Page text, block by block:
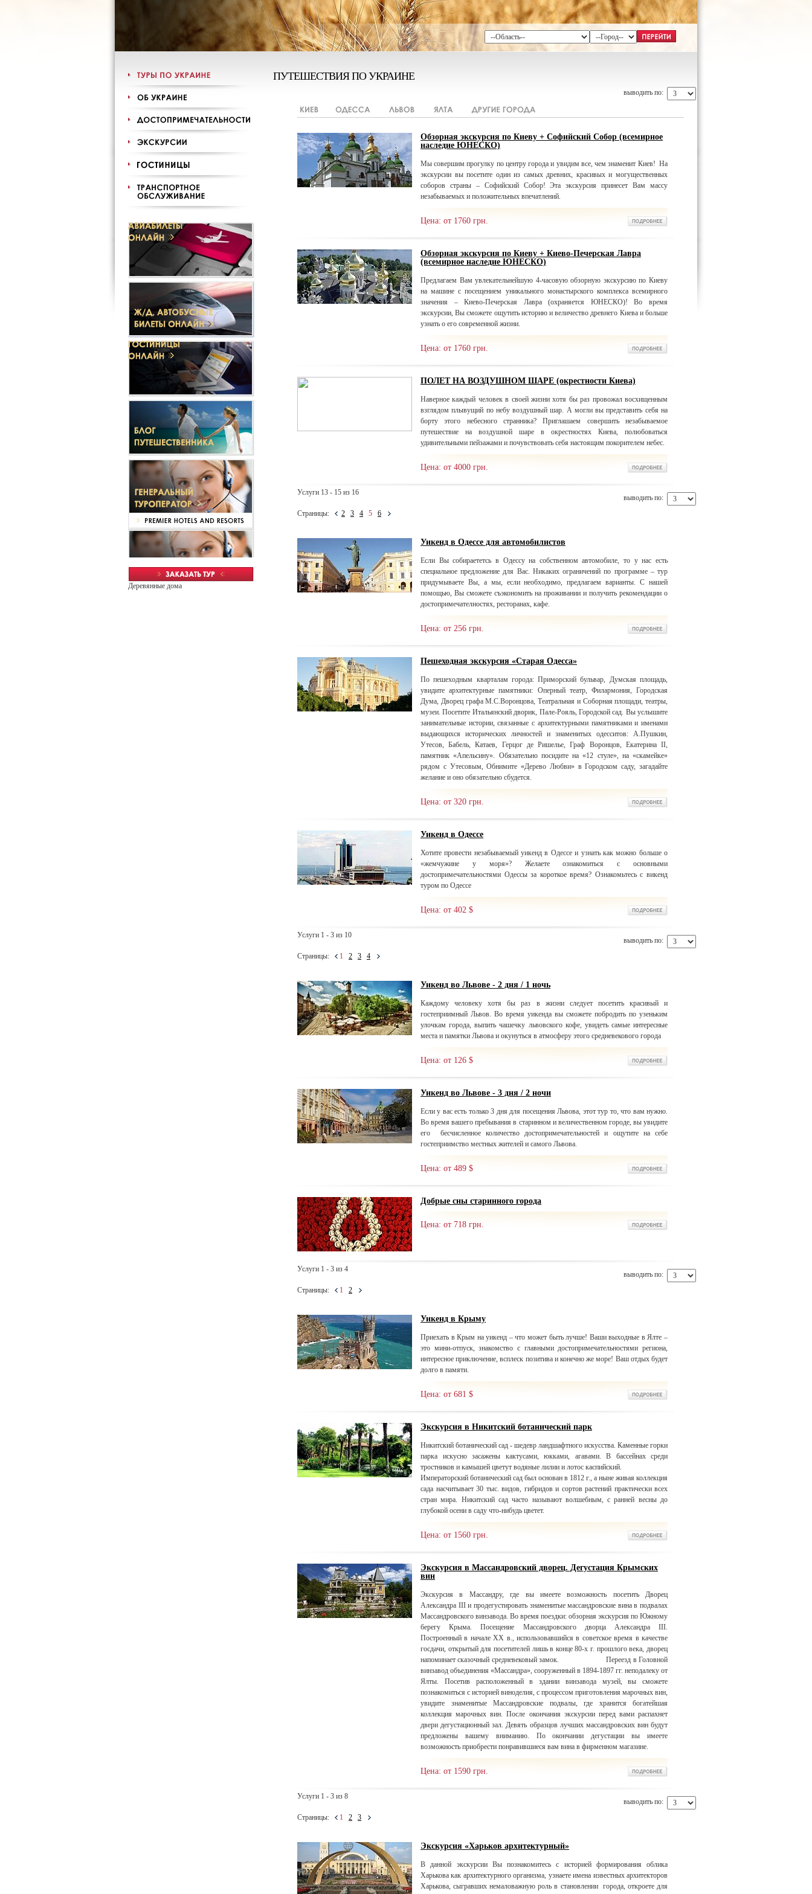
Деревянные дома
ПУТЕШЕСТВИЯ ПО УКРАИНЕ
выводить по:
Обзорная экскурсия по Киеву + Софийский Собор (всемирное
наследие ЮНЕСКО)
Мы совершим прогулку по центру города и увидим все, чем знаменит Киев! На
экскурсии вы посетите один из самых древних, красивых и могущественных
соборов страны – Софийский Собор! Эта экскурсия принесет Вам массу
незабываемых и положительных впечатлений.
Цена: от 1760 грн.
Обзорная экскурсия по Киеву + Киево-Печерская Лавра
(всемирное наследие ЮНЕСКО)
Предлагаем Вам увлекательнейшую 4-часовую обзорную экскурсию по Киеву
на машине с посещением уникального монастырского комплекса всемирного
значения – Киево-Печерская Лавра (охраняется ЮНЕСКО)! Во время
экскурсии, Вы сможете ощутить историю и величество древнего Киева и больше
узнать о его современной жизни.
Цена: от 1760 грн.
ПОЛЕТ НА ВОЗДУШНОМ ШАРЕ (окрестности Киева)
Наверное каждый человек в своей жизни хотя бы раз провожал восхищенным
взглядом плывущий по небу воздушный шар. А могли вы представить себя на
борту этого небесного странника? Приглашаем совершить незабываемое
путешествие на воздушной шаре в окрестностях Киева, полюбоваться
удивительными пейзажами и почувствовать себя настоящим покорителем небес.
Цена: от 4000 грн.
Услуги 13 - 15 из 16
Страницы: 2 3 4 5 6
выводить по:
Уикенд в Одессе для автомобилистов
Если Вы собираететсь в Одессу на собственном автомобиле, то у нас есть
специальное предложение для Вас. Никаких ограничений по программе – тур
придумываете Вы, а мы, если необходимо, предлагаем варианты. С нашей
помощью, Вы сможете съэкономить на проживании и получить рекомендации о
достопримечателностях, ресторанах, кафе.
Цена: от 256 грн.
Пешеходная экскурсия «Старая Одесса»
По пешеходным кварталам города: Приморский бульвар, Думская площадь,
увидите архитектурные памятники: Оперный театр, Филармония, Городская
Дума, Дворец графа М.С.Воронцова, Театральная и Соборная площади, театры,
музеи. Посетите Итальянский дворик, Пале-Рояль, Городской сад. Вы услышите
занимательные истории, связанные с архитектурными памятниками и именами
выдающихся исторических личностей и знаменитых одесситов: А.Пушкин,
Утесов, Бабель, Катаев, Герцог де Ришелье, Граф Воронцов, Екатерина II,
памятник «Апельсину». Обязательно посидите на «12 стуле», на «скамейке»
рядом с Утесовым, Обнимите «Дерево Любви» в Городском саду, загадайте
желание и оно обязательно сбудется.
Цена: от 320 грн.
Уикенд в Одессе
Хотите провести незабываемый уикенд в Одессе и узнать как можно больше о
«жемчужине у моря»? Желаете ознакомиться с основными
достопримечательностями Одессы за короткое время? Ознакомьтесь с викенд
туром по Одессе
Цена: от 402 $
Услуги 1 - 3 из 10
Страницы: 1 2 3 4
выводить по:
Уикенд во Львове - 2 дня / 1 ночь
Каждому человеку хотя бы раз в жизни следует посетить красивый и
гостеприимный Львов. Во время уикенда вы сможете побродить по узеньким
улочкам города, выпить чашечку львовского кофе, увидеть самые интересные
места и памятки Львова и окунуться в атмосферу этого средневекового города
Цена: от 126 $
Уикенд во Львове - 3 дня / 2 ночи
Если у вас есть только 3 дня для посещения Львова, этот тур то, что вам нужно.
Во время вашего пребывания в старинном и величественном городе, вы увидите
его бесчисленное количество достопримечательностей и ощутите на себе
гостеприимство местных жителей и самого Львова.
Цена: от 489 $
Добрые сны старинного города
Цена: от 718 грн.
Услуги 1 - 3 из 4
Страницы: 1 2
выводить по:
Уикенд в Крыму
Приехать в Крым на уикенд – что может быть лучше! Ваши выходные в Ялте –
это мини-отпуск, знакомство с главными достопримечательностями региона,
интересное приключение, всплеск позитива и конечно же море! Ваш отдых будет
долго в памяти.
Цена: от 681 $
Экскурсия в Никитский ботанический парк
Никитский ботанический сад - шедевр ландшафтного искусства. Каменные горки
парка искусно засажены кактусами, юкками, агавами. В бассейнах среди
тростников и камышей цветут водяные лилии и лотос каспийский.
Императорский ботанический сад был основан в 1812 г., а ныне живая коллекция
сада насчитывает 30 тыс. видов, гибридов и сортов растений практически всех
стран мира. Никитский сад часто называют волшебным, с ранней весны до
глубокой осени в саду что-нибудь цветет.
Цена: от 1560 грн.
Экскурсия в Массандровский дворец. Дегустация Крымских
вин
Экскурсия в Массандру, где вы имеете возможность посетить Дворец
Александра III и продегустировать знаменитые массандровские вина в подвалах
Массандровского винзавода. Во время поездки: обзорная экскурсия по Южному
берегу Крыма. Посещение Массандровского дворца Александра III.
Построенный в начале XX в., использовавшийся в советское время в качестве
госдачи, открытый для посетителей лишь в конце 80-х г. прошлого века, дворец
напоминает сказочный средневековый замок. Переезд в Головной
винзавод объединения «Массандра», сооруженный в 1894-1897 гг. неподалеку от
Ялты. Посетив расположенный в здании винзавода музей, вы сможете
познакомиться с историей виноделия, с процессом приготовления марочных вин,
увидите знаменитые Массандровские подвалы, где хранится богатейшая
коллекция марочных вин. После окончания экскурсии перед вами распахнет
двери дегустационный зал. Девять образцов лучших массандровских вин будут
предложены вашему вниманию. По окончании дегустации вы имеете
возможность приобрести понравившиеся вам вина в фирменном магазине.
Цена: от 1590 грн.
Услуги 1 - 3 из 8
Страницы: 1 2 3
выводить по:
Экскурсия «Харьков архитектурный»
В данной экскурсии Вы познакомитесь с историей формирования облика
Харькова как архитектурного организма, узнаете имена известных архитекторов
Харькова, сыгравших немаловажную роль в становлении города, откроете для